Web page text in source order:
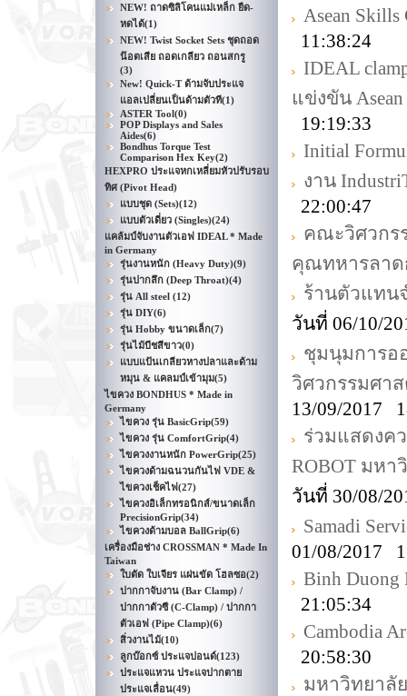
NEW! ถาดซิลิโคนแม่เหล็ก ยืด-
หดได้(1)
NEW! Twist Socket Sets ชุดถอด
น๊อตเสีย ถอดเกลียว ถอนสกรู
(3)
New! Quick-T ด้ามจับประแจ
แอลเปลี่ยนเป็นด้ามตัวที(1)
ASTER Tool(0)
POP Displays and Sales
Aides(6)
Bondhus Torque Test
Comparison Hex Key(2)
HEXPRO ประแจหกเหลี่ยมหัวปรับรอบ
ทิศ (Pivot Head)
แบบชุด (Sets)(12)
แบบตัวเดี่ยว (Singles)(24)
แคล้มป์จับงานตัวเอฟ IDEAL * Made
in Germany
รุ่นงานหนัก (Heavy Duty)(9)
รุ่นปากลึก (Deep Throat)(4)
รุ่น All steel (12)
รุ่น DIY(6)
รุ่น Hobby ขนาดเล็ก(7)
รุ่นไม้บีชสีขาว(0)
แบบแป้นเกลียวหางปลาและด้าม
หมุน & แคลมป์เข้ามุม(5)
ไขควง BONDHUS * Made in
Germany
ไขควง รุ่น BasicGrip(59)
ไขควง รุ่น ComfortGrip(4)
ไขควงงานหนัก PowerGrip(25)
ไขควงด้ามฉนวนกันไฟ VDE &
ไขควงเช็คไฟ(27)
ไขควงอิเล็กทรอนิกส์/ขนาดเล็ก
PrecisionGrip(34)
ไขควงด้ามบอล BallGrip(6)
เครื่องมือช่าง CROSSMAN * Made In
Taiwan
ใบตัด ใบเจียร แผ่นขัด โฮลซอ(2)
ปากกาจับงาน (Bar Clamp) /
ปากกาตัวซี (C-Clamp) / ปากกา
ตัวเอฟ (Pipe Clamp)(6)
สิ่วงานไม้(10)
ลูกบ๊อกซ์ ประแจปอนด์(123)
ประแจแหวน ประแจปากตาย
ประแจเลื่อน(49)
Asean Skills
11:38:24
IDEAL
แข่งขัน
19:19:33
Initial
งาน
22:00:47
คณะวิศวกร
คุณทหารลาด
ร้านตัวแทน
วันที่ 06/10/
ชุมนุมการอ
วิศวกรรมศา
13/09/2017
ร่วมแสดงค
ROBOT มหา
วันที่ 30/08/
Samadi
01/08/2017
Binh Duong
21:05:34
Cambodia
20:58:30
มหาวิทยาลั